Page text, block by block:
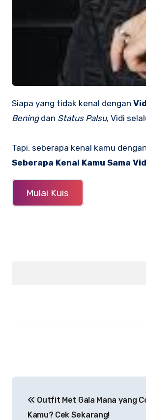
Siapa yang tidak kenal dengan
Beningdan Status Palsu, Vidi
Tapi, seberapa kenal kamu
Seberapa Kenal Kamu Sama
Mulai Kuis
pos Outfit Met Gala Mana yang
Kamu? Cek Sekarang!